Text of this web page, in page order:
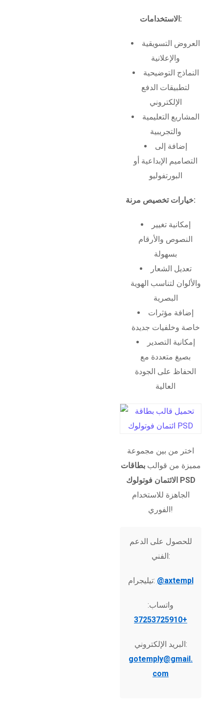
الاستخدامات:
العروض التسويقية
والإعلانية
النماذج التوضيحية
لتطبيقات الدفع
الإلكتروني
المشاريع التعليمية
والتجريبية
إضافة إلى
التصاميم الإبداعية أو
البورتفوليو
خيارات تخصيص مرنة:
إمكانية تغيير
النصوص والأرقام
بسهولة
تعديل الشعار
والألوان لتناسب الهوية
البصرية
إضافة مؤثرات
خاصة وخلفيات جديدة
إمكانية التصدير
بصيغ متعددة مع
الحفاظ على الجودة
العالية
اختر من بين مجموعة
مميزة من قوالببطاقات
الائتمان فوتولوك PSD
الجاهزة للاستخدام
الفوري!
للحصول على الدعم
الفني:
تيليجرام: @axtempl
واتساب:
+37253725910
البريد الإلكتروني:
gotemply@gmail.
com